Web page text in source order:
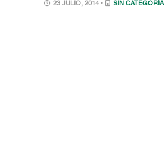
23 JULIO, 2014 • SIN CATEGORÍA